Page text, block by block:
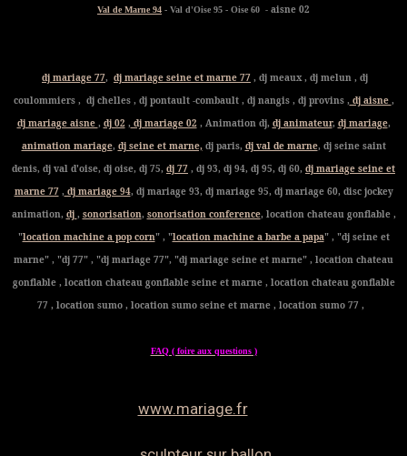
Val de Marne 94 - Val d'Oise 95 - Oise 60 - aisne 02
dj mariage 77, dj mariage seine et marne 77 , dj meaux , dj melun , dj
coulommiers , dj chelles , dj pontault -combault , dj nangis , dj provins ,dj aisne ,
dj mariage aisne , dj 02 ,dj mariage 02 , Animation dj, dj animateur, dj mariage,
animation mariage, dj seine et marne,dj paris, dj val de marne, dj seine saint
denis, dj val d'oise, dj oise, dj 75, dj 77 , dj 93, dj 94, dj 95, dj 60, dj mariage seine et
marne 77,dj mariage 94, dj mariage 93, dj mariage 95, dj mariage 60, disc jockey
animation, dj , sonorisation, sonorisation conference, location chateau gonflable ,
"location machine a pop corn" , "location machine a barbe a papa" , "dj seine et
marne" , "dj 77" , "dj mariage 77", "dj mariage seine et marne" , location chateau
gonflable , location chateau gonflable seine et marne , location chateau gonflable
77 , location sumo , location sumo seine et marne , location sumo 77 ,
FAQ ( foire aux questions )
www.mariage.fr